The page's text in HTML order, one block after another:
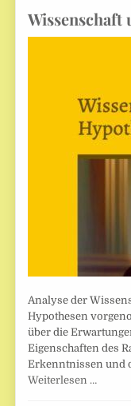
Wissenschaft
Analyse der
Hypothesen
über die
Eigenschaften des
Erkenntnissen und
Weiterlesen …